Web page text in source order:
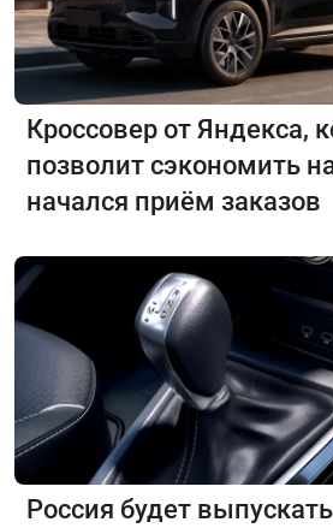
Кроссовер от Яндекса,
позволит сэкономить
начался приём заказов
Россия будет